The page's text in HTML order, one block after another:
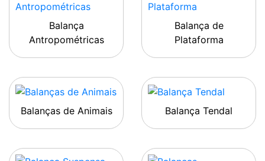
Balança
Antropométricas
Balança de
Plataforma
Balanças de Animais Balança Tendal